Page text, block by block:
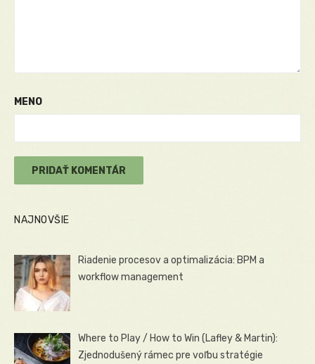
MENO
NAJNOVŠIE
Riadenie procesov a optimalizácia: BPM a
workflow management
Where to Play / How to Win (Lafley & Martin):
Zjednodušený rámec pre voľbu stratégie